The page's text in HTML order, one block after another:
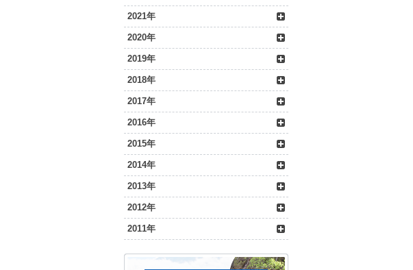
2021年
2020年
2019年
2018年
2017年
2016年
2015年
2014年
2013年
2012年
2011年